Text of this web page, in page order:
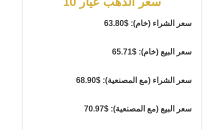
سعر الشراء (خام): $63.80
سعر البيع (خام): $65.71
سعر الشراء (مع المصنعية): $68.90
سعر البيع (مع المصنعية): $70.97